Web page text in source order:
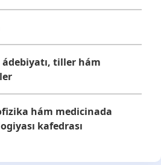
tiller hám
hám medicinada
kafedrası